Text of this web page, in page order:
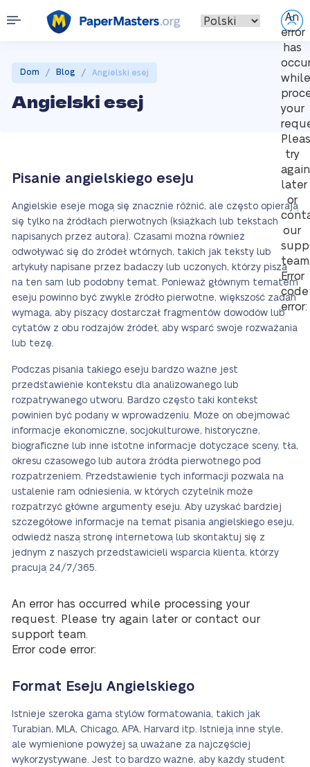
An
error
has
while
your
try
again
later
or
our
Error
code
error:
Dom / Blog / Angielski esej
Angielski esej
Pisanie angielskiego eseju
Angielskie eseje mogą się znacznie różnić, ale często opierają
się tylko na źródłach pierwotnych (książkach lub tekstach
napisanych przez autora). Czasami można również
odwoływać się do źródeł wtórnych, takich jak teksty lub
artykuły napisane przez badaczy lub uczonych, którzy piszą
na ten sam lub podobny temat. Ponieważ głównym tematem
eseju powinno być zwykle źródło pierwotne, większość zadań
wymaga, aby piszący dostarczał fragmentów dowodów lub
cytatów z obu rodzajów źródeł, aby wsparć swoje rozważania
lub tezę.
Podczas pisania takiego eseju bardzo ważne jest
przedstawienie kontekstu dla analizowanego lub
rozpatrywanego utworu. Bardzo często taki kontekst
powinien być podany w wprowadzeniu. Może on obejmować
informacje ekonomiczne, socjokulturowe, historyczne,
biograficzne lub inne istotne informacje dotyczące sceny, tła,
okresu czasowego lub autora źródła pierwotnego pod
rozpatrzeniem. Przedstawienie tych informacji pozwala na
ustalenie ram odniesienia, w których czytelnik może
rozpatrzyć główne argumenty eseju. Aby uzyskać bardziej
szczegółowe informacje na temat pisania angielskiego eseju,
odwiedź naszą stronę internetową lub skontaktuj się z
jednym z naszych przedstawicieli wsparcia klienta, którzy
pracują 24/7/365.
An error has occurred while processing your
request. Please try again later or contact our
support team.
Error code error:
Format Eseju Angielskiego
Istnieje szeroka gama stylów formatowania, takich jak
Turabian, MLA, Chicago, APA, Harvard itp. Istnieją inne style,
ale wymienione powyżej są uważane za najczęściej
wykorzystywane. Jest to bardzo ważne, aby każdy student